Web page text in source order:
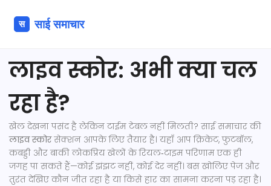
लाइव स्कोर: अभी क्या चल
रहा है?
खेल देखना पसंद है लेकिन टाईम टेबल नहीं मिलती? साई समाचार की
लाइव स्कोरसेक्शन आपके लिए तैयार है। यहाँ आप क्रिकेट, फुटबॉल,
कबड्डी और बाकी लोकप्रिय खेलों के रियल‑टाइम परिणाम एक ही
जगह पा सकते हैं—कोई झंझट नहीं, कोई देर नहीं। बस खोलिए पेज और
तुरंत देखिए कौन जीत रहा है या किसे हार का सामना करना पड़ रहा है।